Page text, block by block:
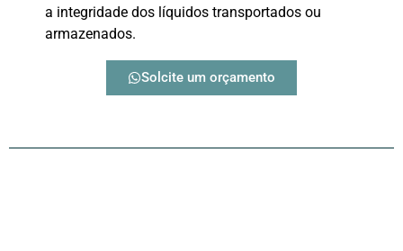
a integridade dos líquidos transportados ou
armazenados.
Solcite um orçamento